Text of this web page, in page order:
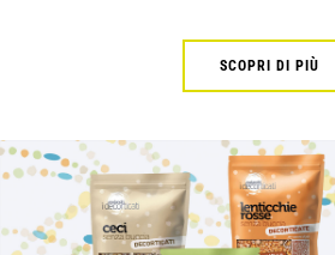
SCOPRI DI PIÙ